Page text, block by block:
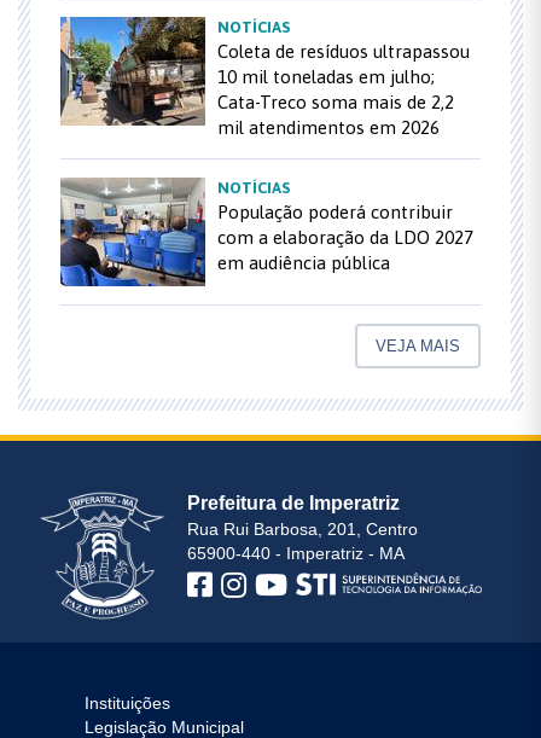
NOTÍCIAS
Coleta de resíduos ultrapassou
10 mil toneladas em julho;
Cata-Treco soma mais de 2,2
mil atendimentos em 2026
NOTÍCIAS
População poderá contribuir
com a elaboração da LDO 2027
em audiência pública
VEJA MAIS
Prefeitura de Imperatriz
Rua Rui Barbosa, 201, Centro
65900-440 - Imperatriz - MA
Instituições
Legislação Municipal